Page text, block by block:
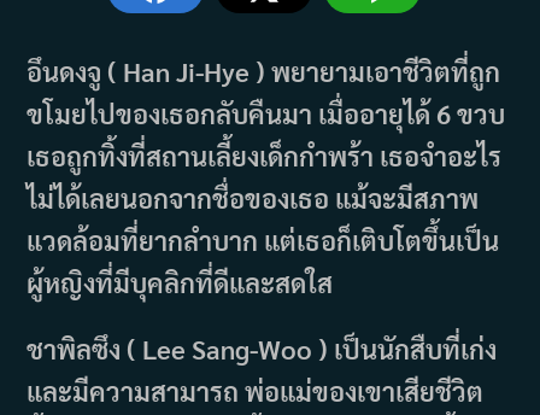
อึนดงจู ( Han Ji-Hye ) พยายามเอาชีวิตที่ถูก
ขโมยไปของเธอกลับคืนมา เมื่ออายุได้ 6 ขวบ
เธอถูกทิ้งที่สถานเลี้ยงเด็กกำพร้า เธอจำอะไร
ไม่ได้เลยนอกจากชื่อของเธอ แม้จะมีสภาพ
แวดล้อมที่ยากลำบาก แต่เธอก็เติบโตขึ้นเป็น
ผู้หญิงที่มีบุคลิกที่ดีและสดใส
ชาพิลซึง ( Lee Sang-Woo ) เป็นนักสืบที่เก่ง
และมีความสามารถ พ่อแม่ของเขาเสียชีวิต